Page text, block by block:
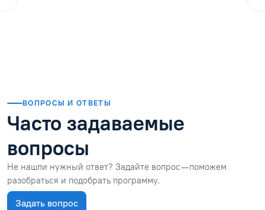
ВОПРОСЫ И ОТВЕТЫ
Часто задаваемые
вопросы
Не нашли нужный ответ? Задайте вопрос — поможем
разобраться и подобрать программу.
Задать вопрос